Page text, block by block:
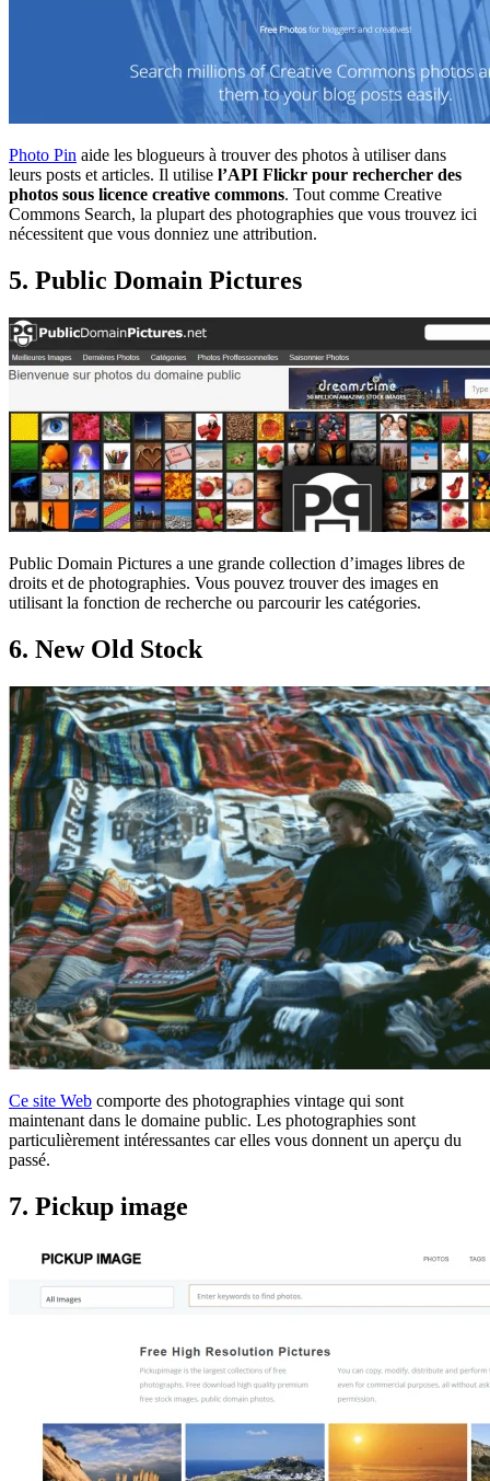
Photo Pin aide les blogueurs à trouver des photos à utiliser dans
leurs posts et articles. Il utilise l’API Flickr pour rechercher des
photos sous licence creative commons. Tout comme Creative
Commons Search, la plupart des photographies que vous trouvez ici
nécessitent que vous donniez une attribution.
5. Public Domain Pictures
Public Domain Pictures a une grande collection d’images libres de
droits et de photographies. Vous pouvez trouver des images en
utilisant la fonction de recherche ou parcourir les catégories.
6. New Old Stock
Ce site Web comporte des photographies vintage qui sont
maintenant dans le domaine public. Les photographies sont
particulièrement intéressantes car elles vous donnent un aperçu du
passé.
7. Pickup image